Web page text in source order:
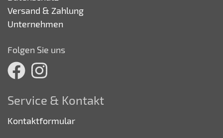
Versand & Zahlung
Unternehmen
Folgen Sie uns
Service & Kontakt
Kontaktformular